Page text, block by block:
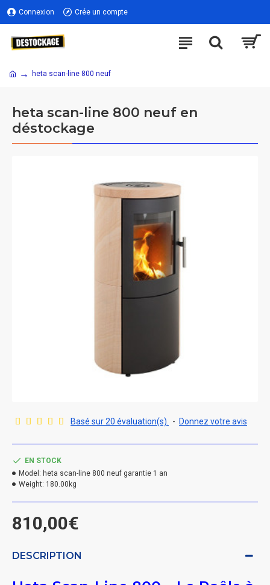
Connexion Crée un compte
heta scan-line 800 neuf
heta scan-line 800 neuf en
déstockage
Basé sur 20 évaluation(s). - Donnez votre avis
810,00€
EN STOCK
Model: heta scan-line 800 neuf garantie 1 an
Weight: 180.00kg
DESCRIPTION